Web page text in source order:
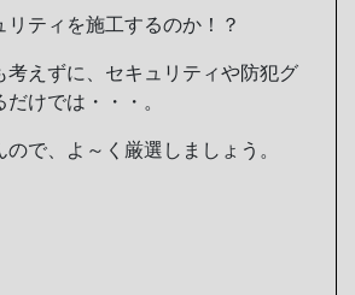
ティを施工するのか！？
考えずに、セキュリティや防犯グ
けでは・・・。
で、よ～く厳選しましょう。